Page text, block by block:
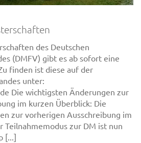
des Deutschen
(DMFV) gibt es ab sofort eine
finden ist diese auf der
unter:
Die wichtigsten Änderungen zur
im kurzen Überblick: Die
zur vorherigen Ausschreibung im
Teilnahmemodus zur DM ist nun
[...]